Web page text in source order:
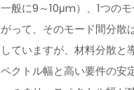
般に9～10μm）、1つの
って、そのモード間分散
ていますが、材料分散と
クトル幅と高い要件の安